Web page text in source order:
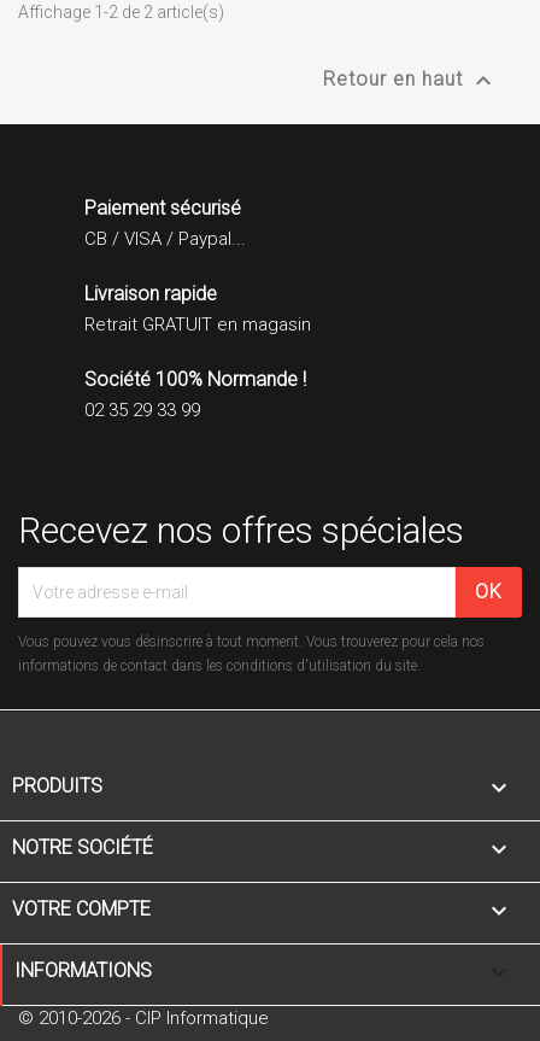
Affichage 1-2 de 2 article(s)
Retour en haut 
Paiement sécurisé
CB / VISA / Paypal...
Livraison rapide
Retrait GRATUIT en magasin
Société 100% Normande !
02 35 29 33 99
Recevez nos offres spéciales
Vous pouvez vous désinscrire à tout moment. Vous trouverez pour cela nos
informations de contact dans les conditions d'utilisation du site.
PRODUITS 
NOTRE SOCIÉTÉ 
VOTRE COMPTE 
INFORMATIONS
© 2010-2026 - CIP Informatique